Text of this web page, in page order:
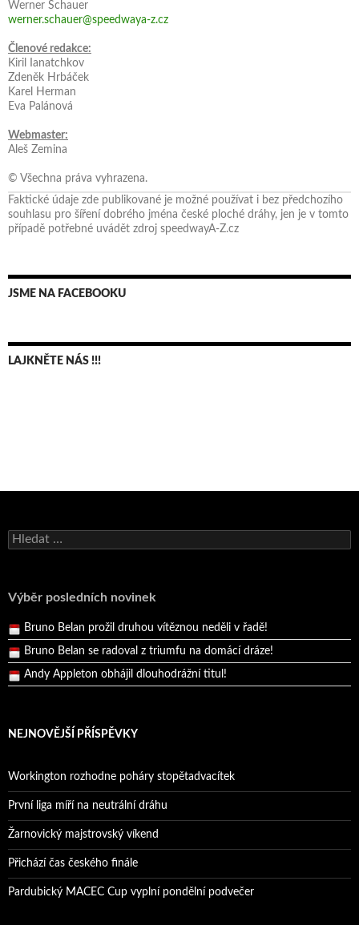
Werner Schauer
werner.schauer@speedwaya-z.cz
Členové redakce:
Kiril Ianatchkov
Zdeněk Hrbáček
Karel Herman
Eva Palánová
Webmaster:
Aleš Zemina
© Všechna práva vyhrazena.
Faktické údaje zde publikované je možné používat i bez předchozího
souhlasu pro šíření dobrého jména české ploché dráhy, jen je v tomto
případě potřebné uvádět zdroj speedwayA-Z.cz
JSME NA FACEBOOKU
LAJKNĚTE NÁS !!!
Vyhledávání
Výběr posledních novinek
Bruno Belan se radoval z triumfu na domácí dráze!
Andy Appleton obhájil dlouhodrážní titul!
Pražský přebor neskrblil překvapeními!
Bruno Belan prožil druhou vítěznou neděli v řadě!
Bruno Belan se radoval z triumfu na domácí dráze!
Andy Appleton obhájil dlouhodrážní titul!
NEJNOVĚJŠÍ PŘÍSPĚVKY
Workington rozhodne poháry stopětadvacítek
První liga míří na neutrální dráhu
Žarnovický majstrovský víkend
Přichází čas českého finále
Pardubický MACEC Cup vyplní pondělní podvečer